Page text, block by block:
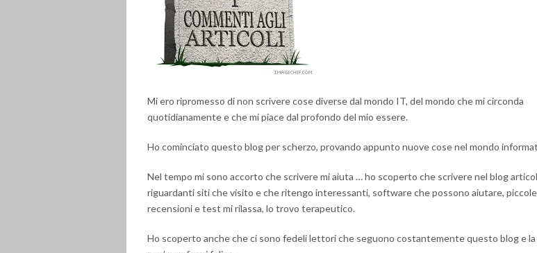
Mi ero ripromesso di non scrivere cose diverse dal mondo IT, del mondo che mi circonda
quotidianamente e che mi piace dal profondo del mio essere.
Ho cominciato questo blog per scherzo, provando appunto nuove cose nel mondo
Nel tempo mi sono accorto che scrivere mi aiuta … ho scoperto che scrivere nel blog
riguardanti siti che visito e che ritengo interessanti, software che possono aiutare, piccole
recensioni e test mi rilassa, lo trovo terapeutico.
Ho scoperto anche che ci sono fedeli lettori che seguono costantemente questo blog e la